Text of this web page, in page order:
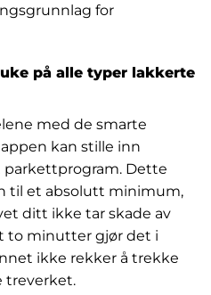
for
på alle typer lakkerte
med de smarte
kan stille inn
parkettprogram. Dette
til et absolutt minimum,
ditt ikke tar skade av
to minutter gjør det i
ikke rekker å trekke
treverket.